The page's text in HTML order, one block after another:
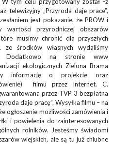
W tym celu przygotowany został -z
telewizyjny „Przyroda daje prace”,
jest pokazanie, że PROW i
wartości przyrodniczej obszarów
musimy chronić dla przyszłych
środków własnych wydaliśmy
Dodatkowo na stronie www
ekologicznych Zielona Brama
informację o projekcie oraz
filmu przez Internet. C.
przez TVP 3 bezpłatna
daje pracę”. Wysyłka filmu – na
ogłoszenie możliwości zamówienia i
i powielenia do zainteresowanych
rolników. Jesteśmy świadomi
wiejskich, ale są tu już chlubne